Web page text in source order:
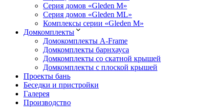
Серия домов «Gleden M»
Серия домов «Gleden ML»
Комплексы серии «Gleden M»
Домкомплекты
Домокомплекты A-Frame
Домкомплекты барнхауса
Домкомплекты со скатной крышей
Домкомплекты с плоской крышей
Проекты бань
Беседки и пристройки
Галерея
Производство